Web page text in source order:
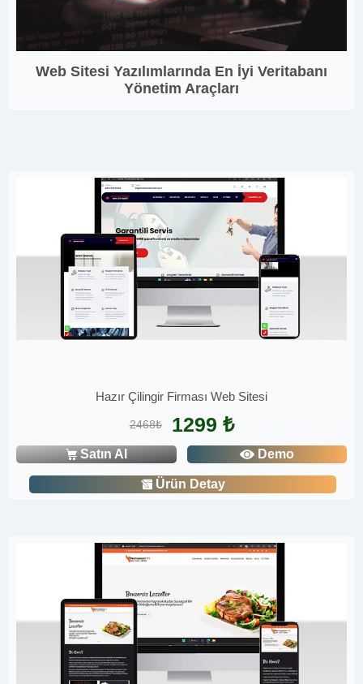
Web Sitesi Yazılımlarında En İyi Veritabanı
Yönetim Araçları
Hazır Çilingir Firması Web Sitesi
2468₺ 1299 ₺
Satın Al Demo
Ürün Detay